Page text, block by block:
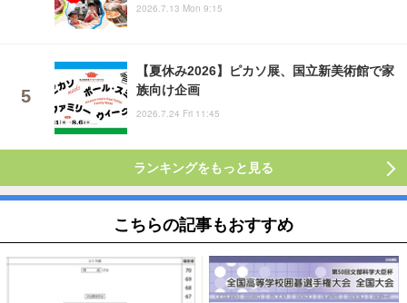
2026.7.13 Mon 9:15
【夏休み2026】ピカソ展、国立新美術館で家
族向け企画
2026.7.24 Fri 11:45
ランキングをもっと見る
こちらの記事もおすすめ